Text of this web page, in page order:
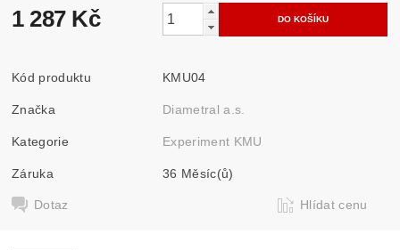
1 287 Kč
Kód produktu KMU04
Značka Diametral a.s.
Kategorie Experiment KMU
Záruka 36 Měsíc(ů)
Dotaz Hlídat cenu